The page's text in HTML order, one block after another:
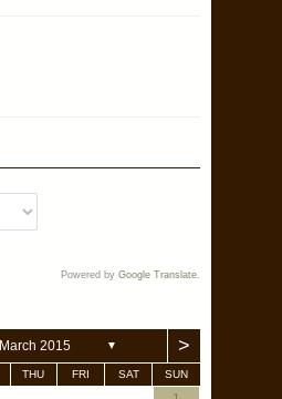
Powered by Google Translate.
March 2015 ▼ >
THU FRI SAT SUN